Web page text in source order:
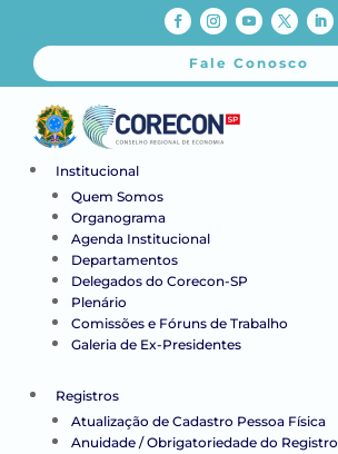
Fale Conosco
Institucional
Quem Somos
Organograma
Agenda Institucional
Departamentos
Delegados do Corecon-SP
Plenário
Comissões e Fóruns de Trabalho
Galeria de Ex-Presidentes
Registros
Atualização de Cadastro Pessoa Física
Anuidade / Obrigatoriedade do Registro